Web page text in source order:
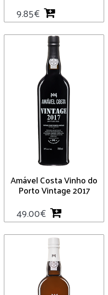
9.85€
Amável Costa Vinho do
Porto Vintage 2017
49.00€